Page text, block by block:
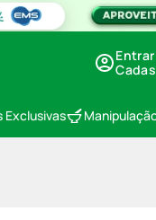
Exclusivas